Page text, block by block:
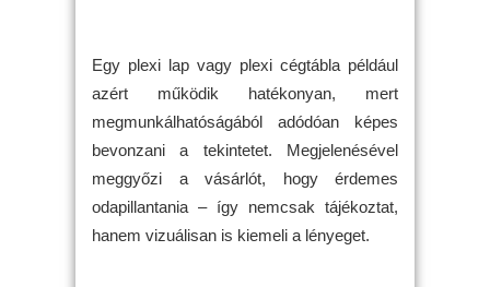
Egy plexi lap vagy plexi cégtábla például
azért működik hatékonyan, mert
megmunkálhatóságából adódóan képes
bevonzani a tekintetet. Megjelenésével
meggyőzi a vásárlót, hogy érdemes
odapillantania – így nemcsak tájékoztat,
hanem vizuálisan is kiemeli a lényeget.